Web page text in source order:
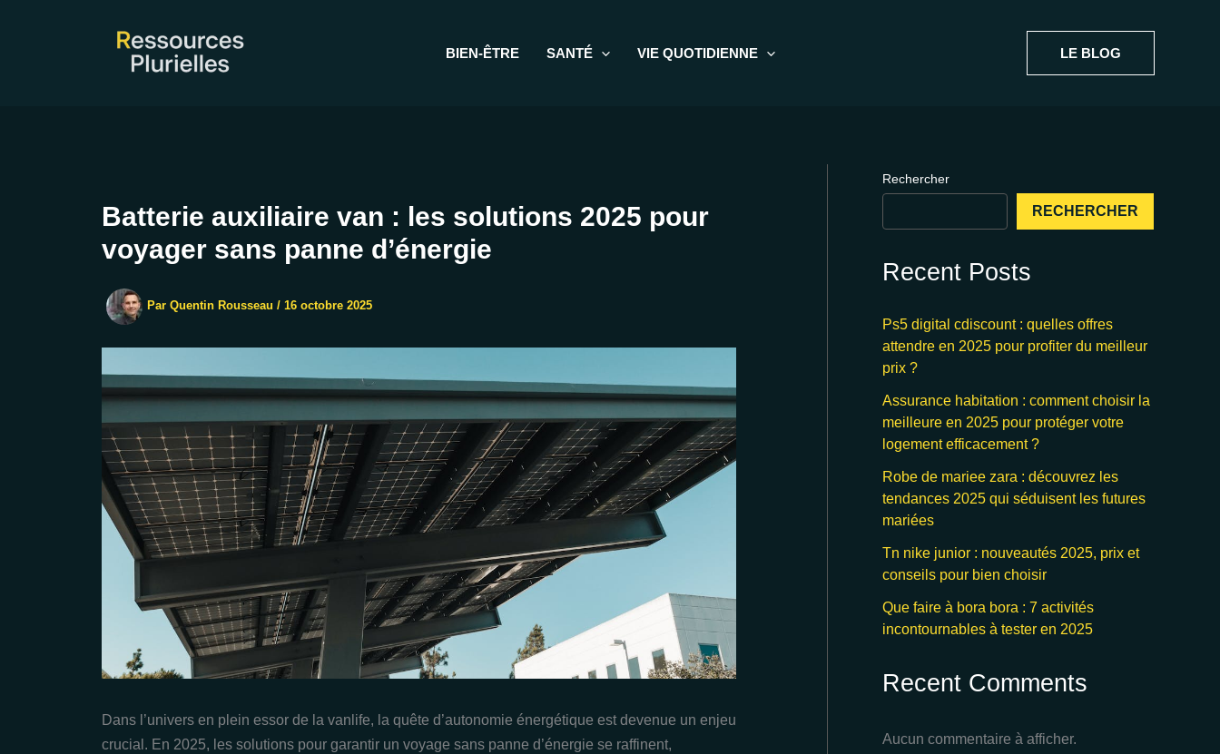
BIEN-ÊTRE SANTÉ VIE QUOTIDIENNE LE BLOG
Batterie auxiliaire van : les solutions 2025 pour
voyager sans panne d’énergie
Par Quentin Rousseau / 16 octobre 2025
Dans l’univers en plein essor de la vanlife, la quête d’autonomie énergétique est devenue un enjeu
crucial. En 2025, les solutions pour garantir un voyage sans panne d’énergie se raffinent,
Rechercher
RECHERCHER
Recent Posts
Ps5 digital cdiscount : quelles offres
attendre en 2025 pour profiter du meilleur
prix ?
Assurance habitation : comment choisir la
meilleure en 2025 pour protéger votre
logement efficacement ?
Robe de mariee zara : découvrez les
tendances 2025 qui séduisent les futures
mariées
Tn nike junior : nouveautés 2025, prix et
conseils pour bien choisir
Que faire à bora bora : 7 activités
incontournables à tester en 2025
Recent Comments
Aucun commentaire à afficher.